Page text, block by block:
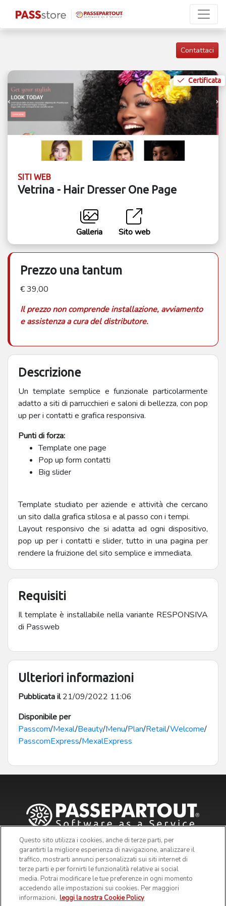
Contattaci
Certificata
SITI WEB
Vetrina - Hair Dresser One Page
Galleria Sito web
Prezzo una tantum
€ 39,00
Il prezzo non comprende installazione, avviamento
e assistenza a cura del distributore.
Descrizione
Un template semplice e funzionale particolarmente
adatto a siti di parrucchieri e saloni di bellezza, con pop
up per i contatti e grafica responsiva.
Punti di forza:
Template one page
Pop up form contatti
Big slider
Template studiato per aziende e attività che cercano
un sito dalla grafica stilosa e al passo con i tempi.
Layout responsivo che si adatta ad ogni dispositivo,
pop up per i contatti e slider, tutto in una pagina per
rendere la fruizione del sito semplice e immediata.
Requisiti
Il template è installabile nella variante RESPONSIVA
di Passweb
Ulteriori informazioni
Pubblicata il21/09/2022 11:06
Disponibile per
Passcom/Mexal/Beauty/Menu/Plan/Retail/Welcome/
PasscomExpress/MexalExpress
Questo sito utilizza i cookies, anche di terze parti, per
garantirti la migliore esperienza di navigazione, analizzare il
traffico, mostrarti annunci personalizzati sui siti internet di
terze parti e per fornirti le funzionalità relative ai social
media. Potrai modificare le tue preferenze in ogni momento
accedendo alle impostazioni sui cookies. Per maggiori
informazioni, leggi la nostra Cookie Policy